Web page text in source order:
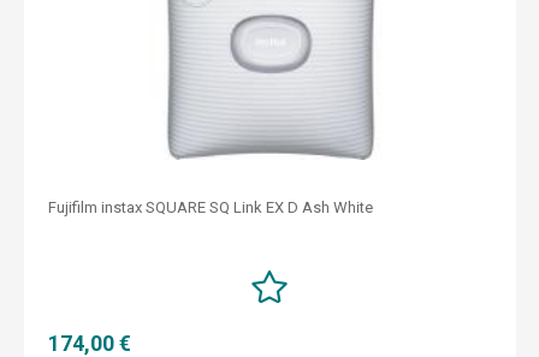
Fujifilm instax SQUARE SQ Link EX D Ash White
174,00 €